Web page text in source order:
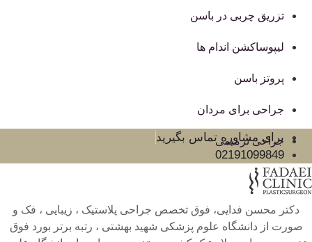
تزریق چربی در باسن
لیپوساکشن اندام ها
پروتز باسن
جراحی برای مردان
جراحی ترمیمی
برای مشاوره تماس بگیرید
02191099849
دکتر محسن فدایی، فوق تخصص جراحی پلاستیک ، زیبایی ، فک و
صورت از دانشگاه علوم پزشکی شهید بهشتی ، رتبه برتر بورد فوق